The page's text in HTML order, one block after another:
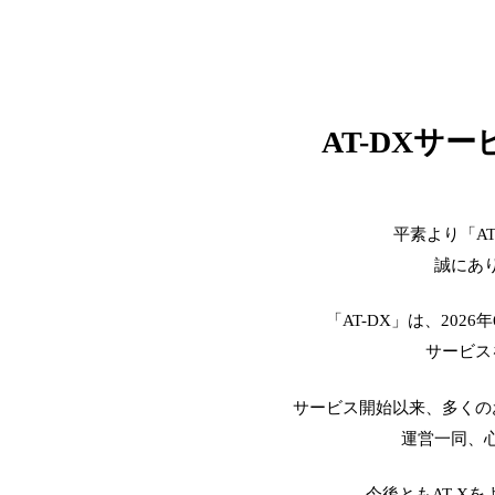
AT-DXサー
平素より「
誠にあ
「AT-DX」は、2026
サービ
サービス開始以来、多く
運営一同、